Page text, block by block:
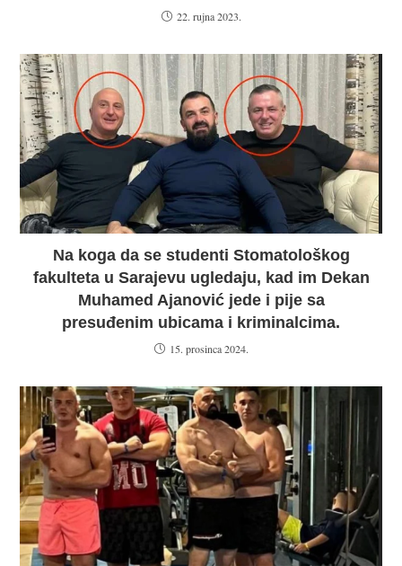
22. rujna 2023.
Na koga da se studenti Stomatološkog
fakulteta u Sarajevu ugledaju, kad im Dekan
Muhamed Ajanović jede i pije sa
presuđenim ubicama i kriminalcima.
15. prosinca 2024.